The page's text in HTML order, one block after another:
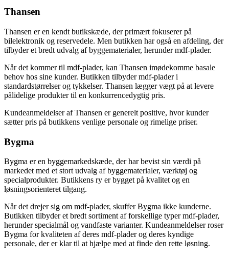
Thansen
Thansen er en kendt butikskæde, der primært fokuserer på
bilelektronik og reservedele. Men butikken har også en afdeling, der
tilbyder et bredt udvalg af byggematerialer, herunder mdf-plader.
Når det kommer til mdf-plader, kan Thansen imødekomme basale
behov hos sine kunder. Butikken tilbyder mdf-plader i
standardstørrelser og tykkelser. Thansen lægger vægt på at levere
pålidelige produkter til en konkurrencedygtig pris.
Kundeanmeldelser af Thansen er generelt positive, hvor kunder
sætter pris på butikkens venlige personale og rimelige priser.
Bygma
Bygma er en byggemarkedskæde, der har bevist sin værdi på
markedet med et stort udvalg af byggematerialer, værktøj og
specialprodukter. Butikkens ry er bygget på kvalitet og en
løsningsorienteret tilgang.
Når det drejer sig om mdf-plader, skuffer Bygma ikke kunderne.
Butikken tilbyder et bredt sortiment af forskellige typer mdf-plader,
herunder specialmål og vandfaste varianter. Kundeanmeldelser roser
Bygma for kvaliteten af deres mdf-plader og deres kyndige
personale, der er klar til at hjælpe med at finde den rette løsning.